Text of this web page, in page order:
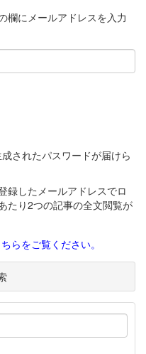
欄にメールアドレスを入力
されたパスワードが届けら
録したメールアドレスでロ
たり2つの記事の全文閲覧が
らをご覧ください。